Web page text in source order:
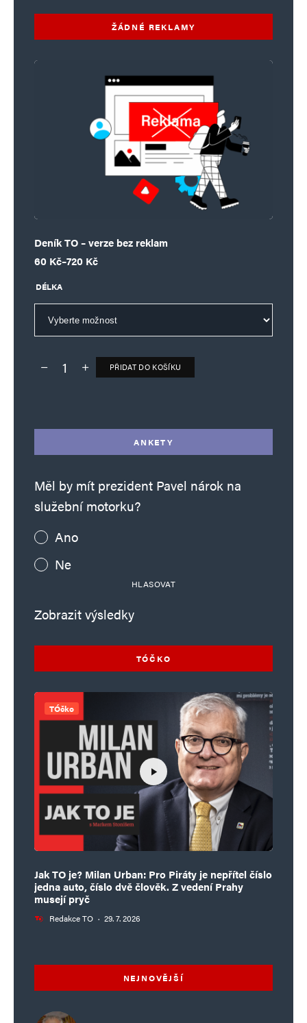
ŽÁDNÉ REKLAMY
Deník TO – verze bez reklam
60 Kč–720 Kč
Rozpětí cen: 60 Kč až 720 Kč
DÉLKA
Deník TO – verze bez reklam množství
PŘIDAT DO KOŠÍKU
ANKETY
Měl by mít prezident Pavel nárok na
služební motorku?
Ano
Ne
HLASOVAT
Zobrazit výsledky
TÓČKO
TÓčko
Jak TO je? Milan Urban: Pro Piráty je nepřítel číslo
jedna auto, číslo dvě člověk. Z vedení Prahy
musejí pryč
Redakce TO · 29. 7. 2026
NEJNOVĚJŠÍ